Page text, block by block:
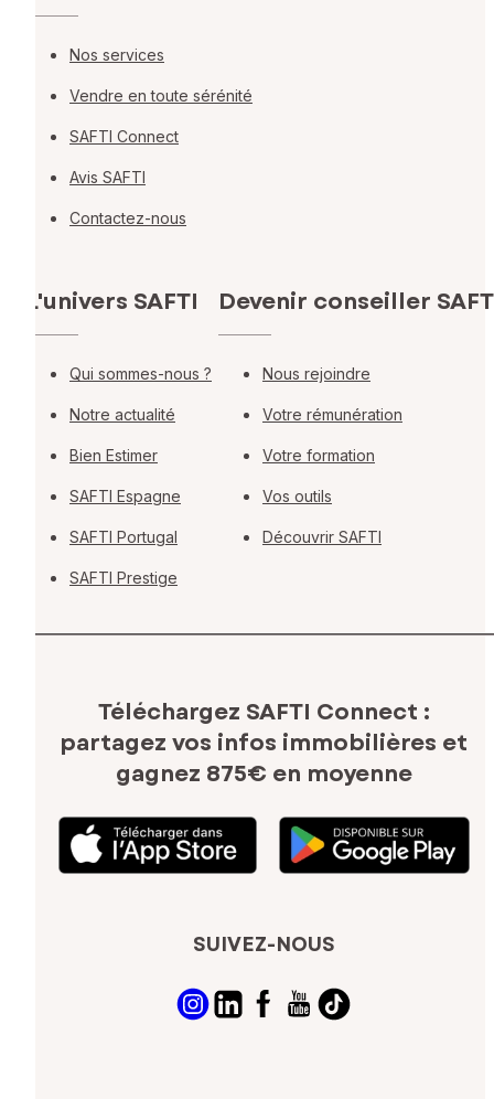
Nos services
Vendre en toute sérénité
SAFTI Connect
Avis SAFTI
Contactez-nous
L'univers SAFTI
Qui sommes-nous ?
Notre actualité
Bien Estimer
SAFTI Espagne
SAFTI Portugal
SAFTI Prestige
Devenir conseiller
Nous rejoindre
Votre rémunération
Votre formation
Vos outils
Découvrir SAFTI
Téléchargez SAFTI Connect :
partagez vos infos immobilières et
gagnez 875€ en moyenne
SUIVEZ-NOUS